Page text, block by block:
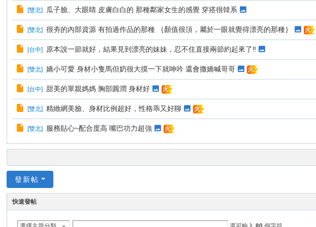
[雙北] 瓜子臉、大眼睛 皮膚白白的 那種鄰家女生的感覺 穿搭很韓系
[雙北] 很夯的內部資源 有拍過作品的那種 ｛顏值很頂，屬於一眼就覺得漂亮的那種｝ 火
[台中] 原本說一節就好，結果見到漂亮的妹妹，忍不住直接兩節約起來了‼️
[雙北] 嬌小可愛 身材小隻馬但奶很大摸一下就呻吟 還會撒嬌喊哥哥 火
[台中] 甜美的單親媽媽 胸部圓潤 身材好 火
[雙北] 精緻網美臉、身材比例超好，性格乖又好聊 火
[雙北] 服務貼心~配合度高 嘴巴功力超強 火
發新帖
快速發帖